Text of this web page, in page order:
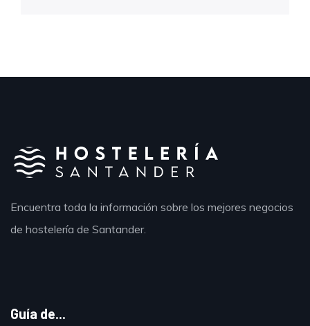
Encuentra toda la información sobre los mejores negocios
de hostelería de Santander.
Guía de...